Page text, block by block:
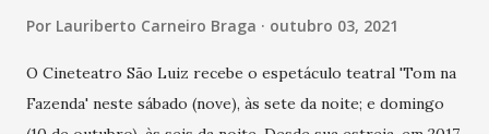
Por Lauriberto Carneiro Braga outubro 03, 2021
O Cineteatro São Luiz recebe o espetáculo teatral 'Tom na
Fazenda' neste sábado (nove), às sete da noite; e domingo